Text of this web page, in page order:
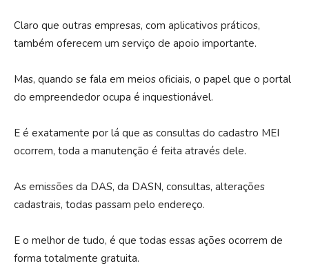
Claro que outras empresas, com aplicativos práticos,
também oferecem um serviço de apoio importante.
Mas, quando se fala em meios oficiais, o papel que o portal
do empreendedor ocupa é inquestionável.
E é exatamente por lá que as consultas do cadastro MEI
ocorrem, toda a manutenção é feita através dele.
As emissões da DAS, da DASN, consultas, alterações
cadastrais, todas passam pelo endereço.
E o melhor de tudo, é que todas essas ações ocorrem de
forma totalmente gratuita.